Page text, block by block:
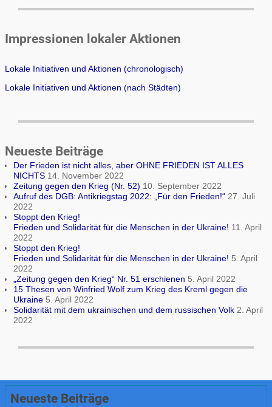
Impressionen lokaler Aktionen
Lokale Initiativen und Aktionen (chronologisch)
Lokale Initiativen und Aktionen (nach Städten)
Neueste Beiträge
Der Frieden ist nicht alles, aber OHNE FRIEDEN IST ALLES
NICHTS 14. November 2022
Zeitung gegen den Krieg (Nr. 52) 10. September 2022
Aufruf des DGB: Antikriegstag 2022: „Für den Frieden!“ 27. Juli
2022
Stoppt den Krieg!
Frieden und Solidarität für die Menschen in der Ukraine! 11. April
2022
Stoppt den Krieg!
Frieden und Solidarität für die Menschen in der Ukraine! 5. April
2022
„Zeitung gegen den Krieg“ Nr. 51 erschienen 5. April 2022
15 Thesen von Winfried Wolf zum Krieg des Kreml gegen die
Ukraine 5. April 2022
Solidarität mit dem ukrainischen und dem russischen Volk 2. April
2022
Neueste Beiträge